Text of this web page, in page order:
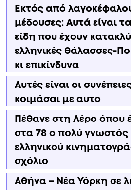
Εκτός από
μέδουσες: Aυτά είναι
είδη που έχουν
ελληνικές θάλασσες-
κι επικίνδυνα
Αυτές είναι οι
κοιμάσαι με αυτο
Πέθανε στη Λέρο όπου
στα 78 ο πολύ γνωστός
ελληνικού
σχόλιο
Αθήνα – Νέα Υόρκη σε